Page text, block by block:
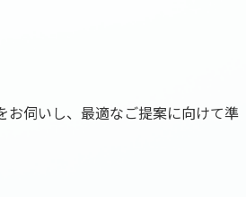
お伺いし、最適なご提案に向けて準